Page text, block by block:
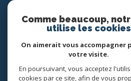
Adhérents
Comme beaucoup,
utilise les cookies
On aimerait vous accompagner
votre visite.
En poursuivant, vous acceptez
cookies par ce site, afin de vous